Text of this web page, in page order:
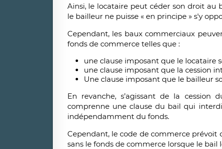
Ainsi, le locataire peut céder son droit au
le bailleur ne puisse « en principe » s'y
Cependant, les baux commerciaux
fonds de commerce telles que :
une clause imposant que le locataire
une clause imposant que la cession
Une clause imposant que le bailleur
En revanche, s’agissant de la
comprenne une clause du bail qui
indépendamment du fonds.
Cependant, le code de commerce prévoit
sans le fonds de commerce lorsque le